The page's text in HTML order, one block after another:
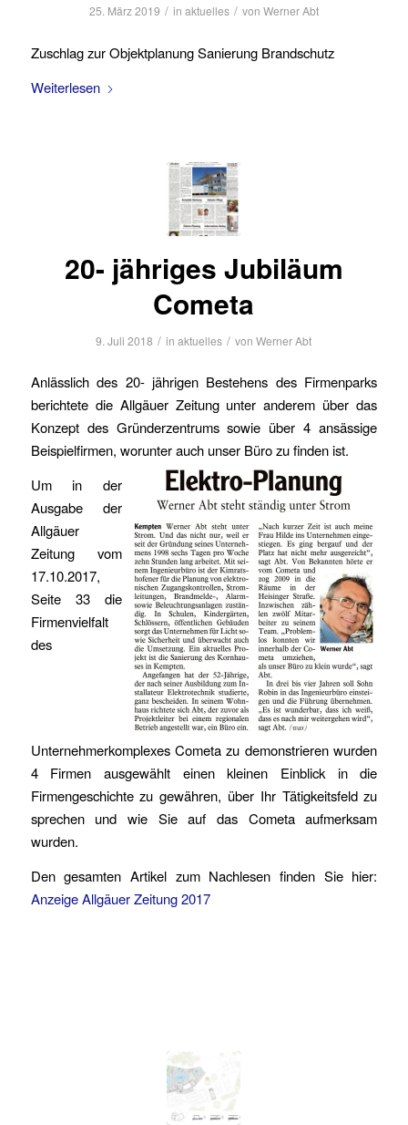
25. März 2019 / in aktuelles / von Werner Abt
Zuschlag zur Objektplanung Sanierung Brandschutz
Weiterlesen
20- jähriges Jubiläum
Cometa
9. Juli 2018 / inaktuelles / vonWerner Abt
Anlässlich des 20- jährigen Bestehens des Firmenparks
berichtete die Allgäuer Zeitung unter anderem über das
Konzept des Gründerzentrums sowie über 4 ansässige
Beispielfirmen, worunter auch unser Büro zu finden ist.
Um in der
Ausgabe der
Allgäuer
Zeitung vom
17.10.2017,
Seite 33 die
Firmenvielfalt
des
Unternehmerkomplexes Cometa zu demonstrieren wurden
4 Firmen ausgewählt einen kleinen Einblick in die
Firmengeschichte zu gewähren, über Ihr Tätigkeitsfeld zu
sprechen und wie Sie auf das Cometa aufmerksam
wurden.
Den gesamten Artikel zum Nachlesen finden Sie hier:
Anzeige Allgäuer Zeitung 2017